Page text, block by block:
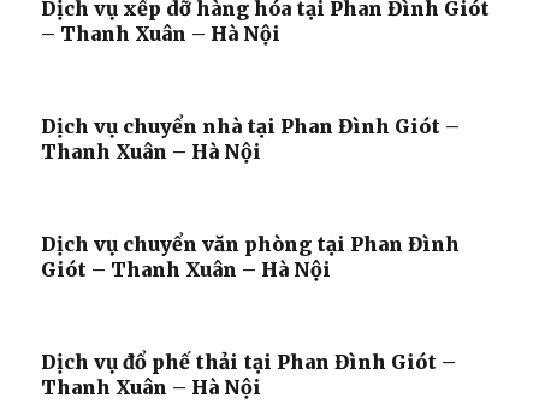
Dịch vụ xếp dỡ hàng hóa tại Phan Đình Giót
– Thanh Xuân – Hà Nội
Dịch vụ chuyển nhà tại Phan Đình Giót –
Thanh Xuân – Hà Nội
Dịch vụ chuyển văn phòng tại Phan Đình
Giót – Thanh Xuân – Hà Nội
Dịch vụ đổ phế thải tại Phan Đình Giót –
Thanh Xuân – Hà Nội